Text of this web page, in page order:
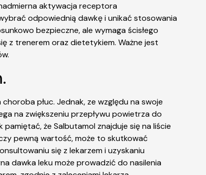
aktywacja receptora
odpowiednią dawkę i unikać stosowania
bezpieczne, ale wymaga ścisłego
z trenerem oraz dietetykiem. Ważne jest
płuc. Jednak, ze względu na swoje
na zwiększeniu przepływu powietrza do
że Salbutamol znajduje się na liście
pewną wartość, może to skutkować
się z lekarzem i uzyskaniu
dawka leku może prowadzić do nasilenia